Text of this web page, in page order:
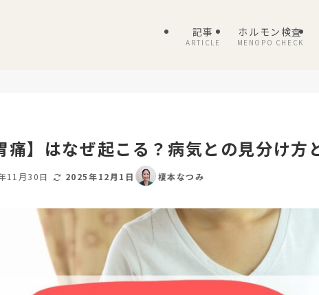
記事
ARTICLE
ホルモン検査
MENOPO CHECK
痛】はなぜ起こる？病気との見分け方
11月30日 2025年12月1日 榎本なつみ